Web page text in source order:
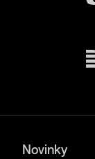
Novinky